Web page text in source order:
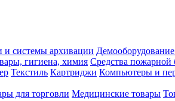
и системы архивации
гигиена, химия Средства пожарной
Текстиль Картриджи Компьютеры и
для торговли Медицинские товары